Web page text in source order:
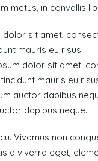
metus, in convallis
dolor sit amet,
mauris eu risus.
dolor sit amet,
mauris eu
auctor dapibus
dapibus neque.
Vivamus non
a viverra eget,